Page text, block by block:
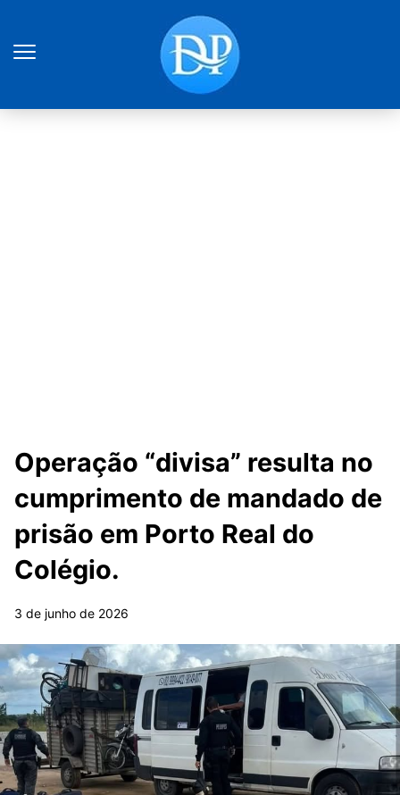
Operação “divisa” resulta no
cumprimento de mandado de
prisão em Porto Real do
Colégio.
3 de junho de 2026